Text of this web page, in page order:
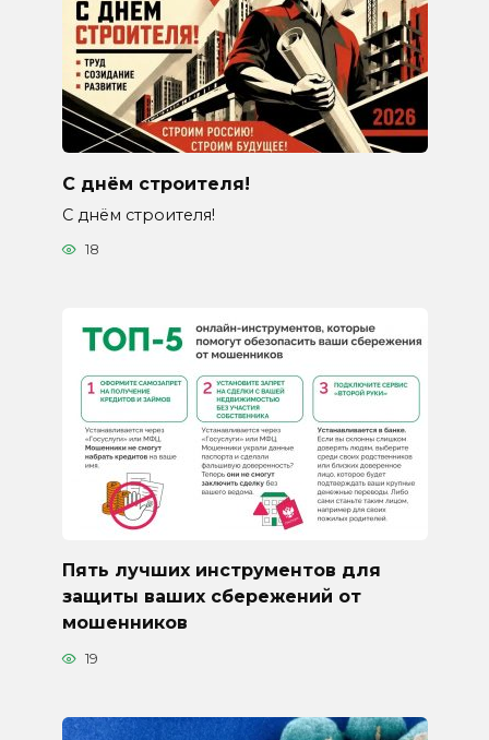
С днём строителя!
С днём строителя!
18
Пять лучших инструментов для
защиты ваших сбережений от
мошенников
19